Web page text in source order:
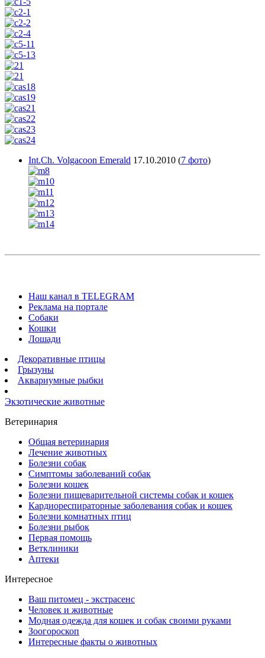
Int.Ch. Volgacoon Emerald 17.10.2010 (7 фото)
Наш канал в TELEGRAM
Реклама на портале
Собаки
Кошки
Лошади
Декоративные птицы
Грызуны
Аквариумные рыбки
Экзотические животные
Ветеринария
Общая ветеринария
Лечение животных
Болезни собак
Симптомы заболеваний собак
Болезни кошек
Болезни пищеварительной системы собак и кошек
Кардиореспираторные заболевания собак и кошек
Болезни комнатных птиц
Болезни рыбок
Первая помощь
Ветклиники
Аптеки
Интересное
Ваш питомец - экстрасенс
Человек и животные
Модная одежда для кошек и собак своими руками
Зоогороскоп
Интересные факты о животных